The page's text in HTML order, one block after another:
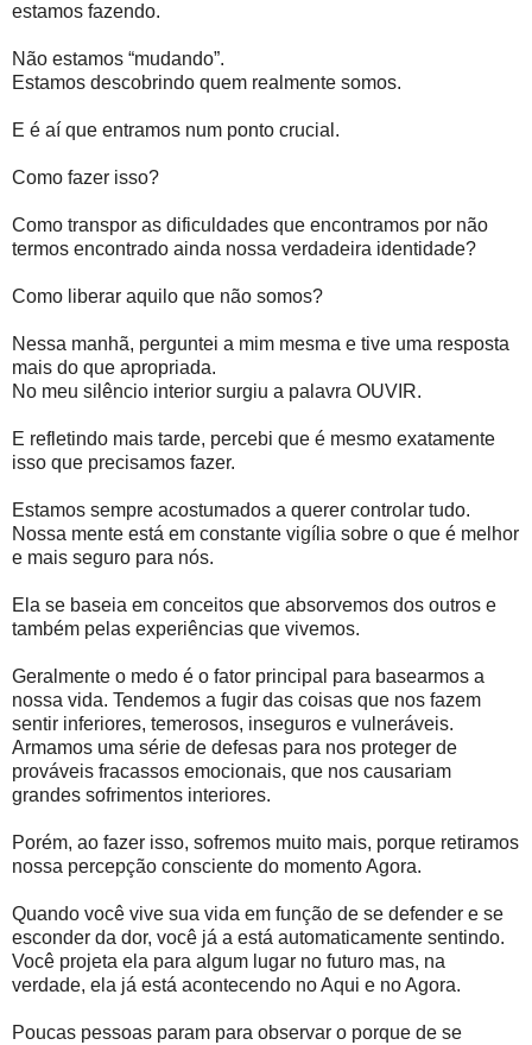
estamos fazendo.
Não estamos “mudando”.
Estamos descobrindo quem realmente somos.
E é aí que entramos num ponto crucial.
Como fazer isso?
Como transpor as dificuldades que encontramos por não
termos encontrado ainda nossa verdadeira identidade?
Como liberar aquilo que não somos?
Nessa manhã, perguntei a mim mesma e tive uma resposta
mais do que apropriada.
No meu silêncio interior surgiu a palavra OUVIR.
E refletindo mais tarde, percebi que é mesmo exatamente
isso que precisamos fazer.
Estamos sempre acostumados a querer controlar tudo.
Nossa mente está em constante vigília sobre o que é melhor
e mais seguro para nós.
Ela se baseia em conceitos que absorvemos dos outros e
também pelas experiências que vivemos.
Geralmente o medo é o fator principal para basearmos a
nossa vida. Tendemos a fugir das coisas que nos fazem
sentir inferiores, temerosos, inseguros e vulneráveis.
Armamos uma série de defesas para nos proteger de
prováveis fracassos emocionais, que nos causariam
grandes sofrimentos interiores.
Porém, ao fazer isso, sofremos muito mais, porque retiramos
nossa percepção consciente do momento Agora.
Quando você vive sua vida em função de se defender e se
esconder da dor, você já a está automaticamente sentindo.
Você projeta ela para algum lugar no futuro mas, na
verdade, ela já está acontecendo no Aqui e no Agora.
Poucas pessoas param para observar o porque de se